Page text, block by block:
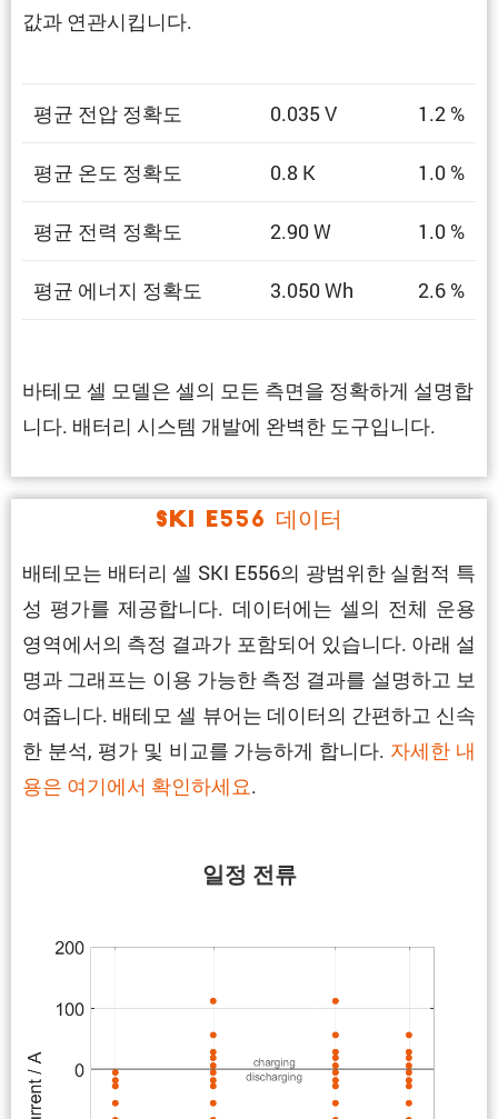
값과 연관시킵니다.
평균 전압 정확도 0.035 V 1.2 %
평균 온도 정확도 0.8 K 1.0 %
평균 전력 정확도 2.90 W 1.0 %
평균 에너지 정확도 3.050 Wh 2.6 %
바테모 셀 모델은 셀의 모든 측면을 정확하게 설명합
니다. 배터리 시스템 개발에 완벽한 도구입니다.
SKI E556 데이터
배테모는 배터리 셀 SKI E556의 광범위한 실험적 특
성 평가를 제공합니다. 데이터에는 셀의 전체 운용
영역에서의 측정 결과가 포함되어 있습니다. 아래 설
명과 그래프는 이용 가능한 측정 결과를 설명하고 보
여줍니다. 배테모 셀 뷰어는 데이터의 간편하고 신속
한 분석, 평가 및 비교를 가능하게 합니다. 자세한 내
용은 여기에서 확인하세요.
일정 전류